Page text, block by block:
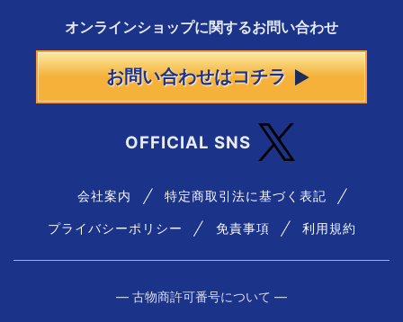
オンラインショップに関するお問い合わせ
お問い合わせはコチラ
OFFICIAL SNS
会社案内 特定商取引法に基づく表記
プライバシーポリシー 免責事項 利用規約
― 古物商許可番号について ―